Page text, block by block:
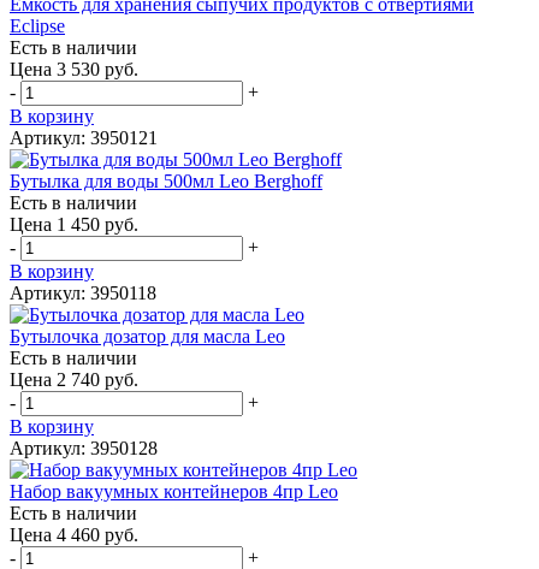
Eclipse
Есть в наличии
Цена 3 530 руб.
-
+
В корзину
Артикул: 3950121
Бутылка для воды 500мл Leo Berghoff
Есть в наличии
Цена 1 450 руб.
-
+
В корзину
Артикул: 3950118
Бутылочка дозатор для масла Leo
Есть в наличии
Цена 2 740 руб.
-
+
В корзину
Артикул: 3950128
Набор вакуумных контейнеров 4пр Leo
Есть в наличии
Цена 4 460 руб.
-
+